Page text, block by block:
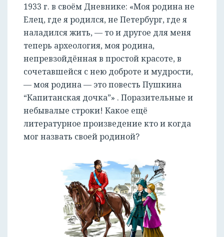
1933 г. в своём Дневнике: «Моя родина не
Елец, где я родился, не Петербург, где я
наладился жить, — то и другое для меня
теперь археология, моя родина,
непревзойдённая в простой красоте, в
сочетавшейся с нею доброте и мудрости,
— моя родина — это повесть Пушкина
“Капитанская дочка”» . Поразительные и
небывалые строки! Какое ещё
литературное произведение кто и когда
мог назвать своей родиной?